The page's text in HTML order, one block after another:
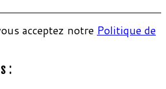
acceptez notre Politique de
: